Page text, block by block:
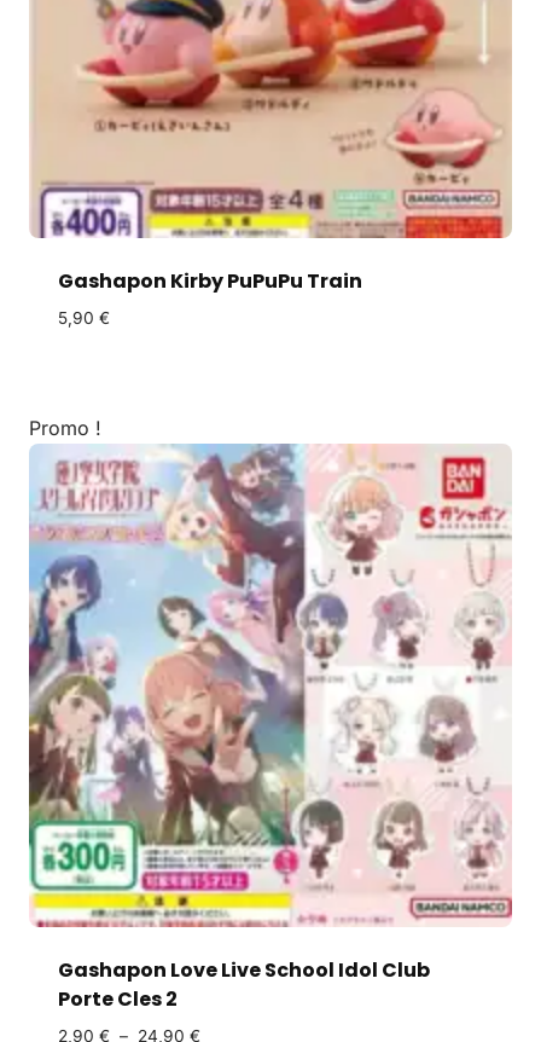
Gashapon Kirby PuPuPu Train
5,90 €
Promo !
Gashapon Love Live School Idol Club
Porte Cles 2
2,90 € – 24,90 €